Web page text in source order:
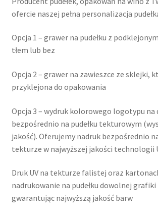
Data Access Request
Frequently Asked Questions
Homepage
Homepage
Kontakt
Latest Blog Posts Shortcode
My Account
ofercie naszej pełna personalizacja
Opcja 1 – grawer na pudełku z
tłem lub bez
Opcja 2 – grawer na zawieszce ze sklejki,
przyklejona do opakowania
Opcja 3 – wydruk kolorowego logotypu na
bezpośrednio na pudełku tekturowym
jakość). Oferujemy nadruk bezpośrednio
tekturze w najwyższej jakości technologii
Druk UV na tekturze falistej oraz
nadrukowanie na pudełku dowolnej
gwarantując najwyższą jakość barw